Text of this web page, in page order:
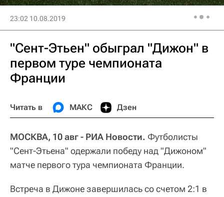
23:02 10.08.2019
"Сент-Этьен" обыграл "Дижон" в
первом туре чемпионата
Франции
Читать в МАКС Дзен
МОСКВА, 10 авг - РИА Новости. Футболисты
"Сент-Этьена" одержали победу над "Дижоном"
матче первого тура чемпионата Франции.
Встреча в Дижоне завершилась со счетом 2:1 в